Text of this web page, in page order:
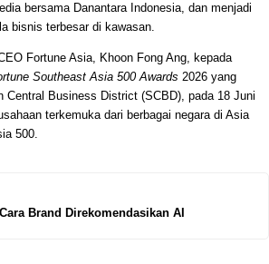
bersama Danantara Indonesia, dan menjadi
bisnis terbesar di kawasan.
Fortune Asia, Khoon Fong Ang, kepada
Southeast Asia 500 Awards 2026 yang
Business District (SCBD), pada 18 Juni
terkemuka dari berbagai negara di Asia
500.
Brand Direkomendasikan AI